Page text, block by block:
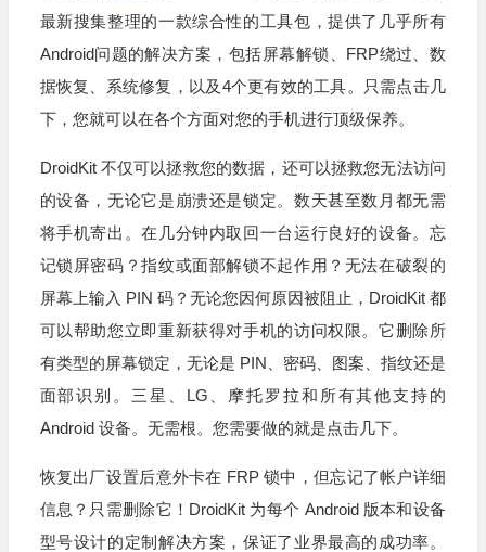
最新搜集整理的一款综合性的工具包，提供了几乎所有
Android问题的解决方案，包括屏幕解锁、FRP绕过、数
据恢复、系统修复，以及4个更有效的工具。只需点击几
下，您就可以在各个方面对您的手机进行顶级保养。
DroidKit 不仅可以拯救您的数据，还可以拯救您无法访问
的设备，无论它是崩溃还是锁定。数天甚至数月都无需
将手机寄出。在几分钟内取回一台运行良好的设备。忘
记锁屏密码？指纹或面部解锁不起作用？无法在破裂的
屏幕上输入 PIN 码？无论您因何原因被阻止，DroidKit 都
可以帮助您立即重新获得对手机的访问权限。它删除所
有类型的屏幕锁定，无论是 PIN、密码、图案、指纹还是
面部识别。三星、LG、摩托罗拉和所有其他支持的
Android 设备。无需根。您需要做的就是点击几下。
恢复出厂设置后意外卡在 FRP 锁中，但忘记了帐户详细
信息？只需删除它！DroidKit 为每个 Android 版本和设备
型号设计的定制解决方案，保证了业界最高的成功率。